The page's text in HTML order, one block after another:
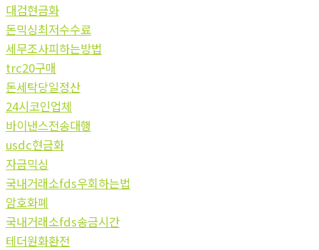
대검현금화
돈믹싱최저수수료
세무조사피하는방법
trc20구매
돈세탁당일정산
24시코인업체
바이낸스전송대행
usdc현금화
자금믹싱
국내거래소fds우회하는법
암호화폐
국내거래소fds송금시간
테더원화환전